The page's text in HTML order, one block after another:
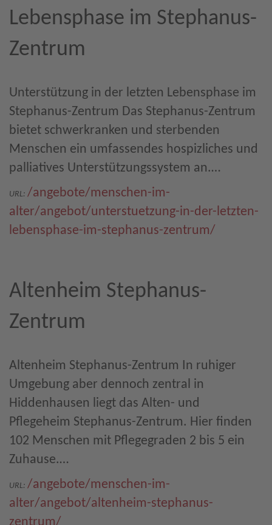
Lebensphase im Stephanus-
Zentrum
Unterstützung in der letzten Lebensphase im
Stephanus-Zentrum Das Stephanus-Zentrum
bietet schwerkranken und sterbenden
Menschen ein umfassendes hospizliches und
palliatives Unterstützungssystem an.…
URL: /angebote/menschen-im-
alter/angebot/unterstuetzung-in-der-letzten-
lebensphase-im-stephanus-zentrum/
Altenheim Stephanus-
Zentrum
Altenheim Stephanus-Zentrum In ruhiger
Umgebung aber dennoch zentral in
Hiddenhausen liegt das Alten- und
Pflegeheim Stephanus-Zentrum. Hier finden
102 Menschen mit Pflegegraden 2 bis 5 ein
Zuhause.…
URL: /angebote/menschen-im-
alter/angebot/altenheim-stephanus-